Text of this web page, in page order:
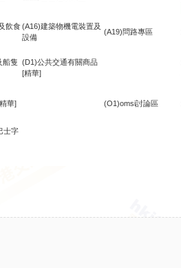
飲食(A16)建築物機電裝置及
設備
(A19)問路專區
船隻 (D1)公共交通有關商品
[精華]
華] (O1)omsi討論區
士字